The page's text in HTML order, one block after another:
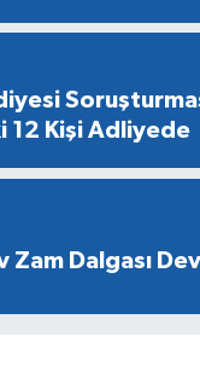
12 Kişi Adliyede
Zam Dalgası